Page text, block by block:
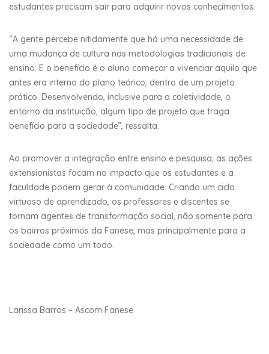
estudantes precisam sair para adquirir novos conhecimentos.
“A gente percebe nitidamente que há uma necessidade de
uma mudança de cultura nas metodologias tradicionais de
ensino. E o benefício é o aluno começar a vivenciar aquilo que
antes era interno do plano teórico, dentro de um projeto
prático. Desenvolvendo, inclusive para a coletividade, o
entorno da instituição, algum tipo de projeto que traga
benefício para a sociedade”, ressalta.
Ao promover a integração entre ensino e pesquisa, as ações
extensionistas focam no impacto que os estudantes e a
faculdade podem gerar à comunidade. Criando um ciclo
virtuoso de aprendizado, os professores e discentes se
tornam agentes de transformação social, não somente para
os bairros próximos da Fanese, mas principalmente para a
sociedade como um todo.
Larissa Barros – Ascom Fanese